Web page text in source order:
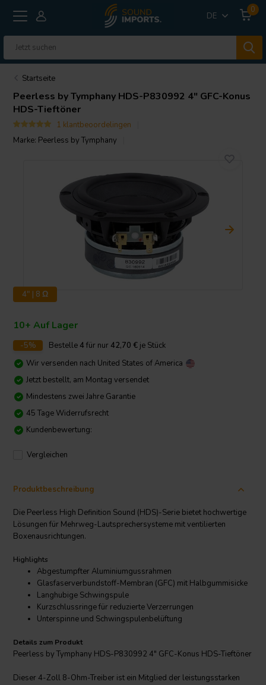
DE
0
Startseite
Peerless by Tymphany HDS-P830992 4" GFC-Konus
HDS-Tieftöner
1 klantbeoordelingen
Marke: Peerless by Tymphany
4" | 8 Ω
10+ Auf Lager
-5% Bestelle4 für nur42,70 € je Stück
Wir versenden nach United States of America
Jetzt bestellt, am Montag versendet
Mindestens zwei Jahre Garantie
45 Tage Widerrufsrecht
Kundenbewertung:
Vergleichen
Produktbeschreibung
Die Peerless High Definition Sound (HDS)-Serie bietet hochwertige
Lösungen für Mehrweg-Lautsprechersysteme mit ventilierten
Boxenausrichtungen.
Highlights
Abgestumpfter Aluminiumgussrahmen
Glasfaserverbundstoff-Membran (GFC) mit Halbgummisicke
Langhubige Schwingspule
Kurzschlussringe für reduzierte Verzerrungen
Unterspinne und Schwingspulenbelüftung
Details zum Produkt
Peerless by Tymphany HDS-P830992 4" GFC-Konus HDS-Tieftöner
Dieser 4-Zoll 8-Ohm-Treiber ist ein Mitglied der leistungsstarken